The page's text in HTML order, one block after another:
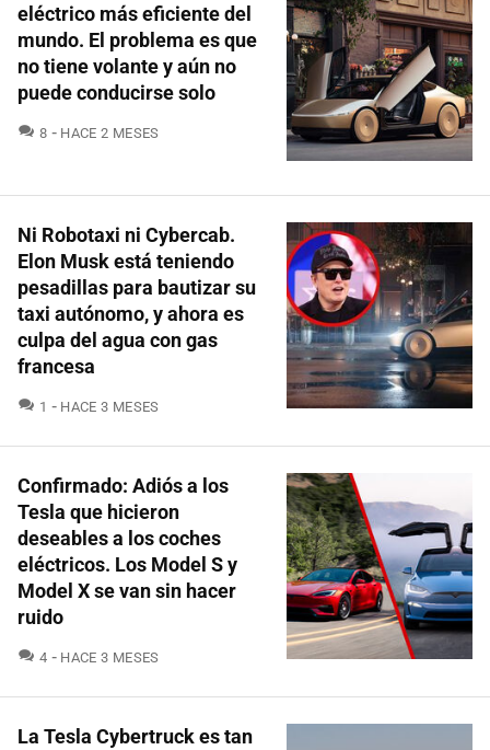
eléctrico más eficiente del
mundo. El problema es que
no tiene volante y aún no
puede conducirse solo
8 COMENTARIOS
HACE 2 MESES
Ni Robotaxi ni Cybercab.
Elon Musk está teniendo
pesadillas para bautizar su
taxi autónomo, y ahora es
culpa del agua con gas
francesa
1 COMENTARIOS
HACE 3 MESES
Confirmado: Adiós a los
Tesla que hicieron
deseables a los coches
eléctricos. Los Model S y
Model X se van sin hacer
ruido
4 COMENTARIOS
HACE 3 MESES
La Tesla Cybertruck es tan